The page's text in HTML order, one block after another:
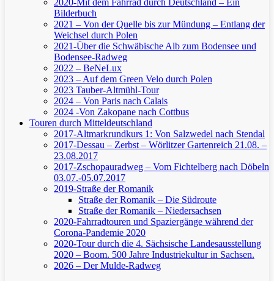
Bilderbuch
2021 – Von der Quelle bis zur Mündung – Entlang der
Weichsel durch Polen
2021-Über die Schwäbische Alb zum Bodensee und
Bodensee-Radweg
2022 – BeNeLux
2023 – Auf dem Green Velo durch Polen
2023 Tauber-Altmühl-Tour
2024 – Von Paris nach Calais
2024 -Von Zakopane nach Cottbus
Touren durch Mitteldeutschland
2017-Altmarkrundkurs 1: Von Salzwedel nach Stendal
2017-Dessau – Zerbst – Wörlitzer Gartenreich 21.08. –
23.08.2017
2017-Zschopauradweg – Vom Fichtelberg nach Döbeln
03.07.-05.07.2017
2019-Straße der Romanik
Straße der Romanik – Die Südroute
Straße der Romanik – Niedersachsen
2020-Fahrradtouren und Spaziergänge während der
Corona-Pandemie 2020
2020-Tour durch die 4. Sächsische Landesausstellung
2020 – Boom. 500 Jahre Industriekultur in Sachsen.
2026 – Der Mulde-Radweg